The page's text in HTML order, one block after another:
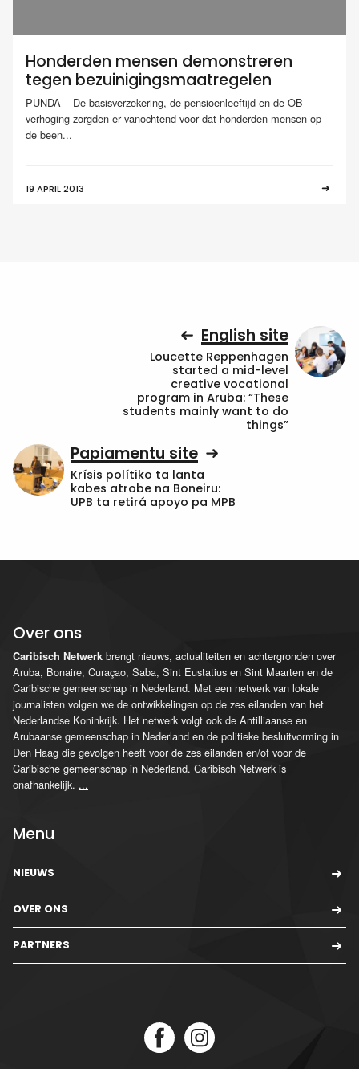
Honderden mensen demonstreren
tegen bezuinigingsmaatregelen
PUNDA – De basisverzekering, de pensioenleeftijd en de OB-
verhoging zorgden er vanochtend voor dat honderden mensen op
de been...
19 APRIL 2013
English site
Loucette Reppenhagen
started a mid-level
creative vocational
program in Aruba: “These
students mainly want to do
things”
Papiamentu site
Krísis polítiko ta lanta
kabes atrobe na Boneiru:
UPB ta retirá apoyo pa MPB
Over ons
Caribisch Netwerk brengt nieuws, actualiteiten en achtergronden over
Aruba, Bonaire, Curaçao, Saba, Sint Eustatius en Sint Maarten en de
Caribische gemeenschap in Nederland. Met een netwerk van lokale
journalisten volgen we de ontwikkelingen op de zes eilanden van het
Nederlandse Koninkrijk. Het netwerk volgt ook de Antilliaanse en
Arubaanse gemeenschap in Nederland en de politieke besluitvorming in
Den Haag die gevolgen heeft voor de zes eilanden en/of voor de
Caribische gemeenschap in Nederland. Caribisch Netwerk is
onafhankelijk. ...
Menu
NIEUWS
OVER ONS
PARTNERS